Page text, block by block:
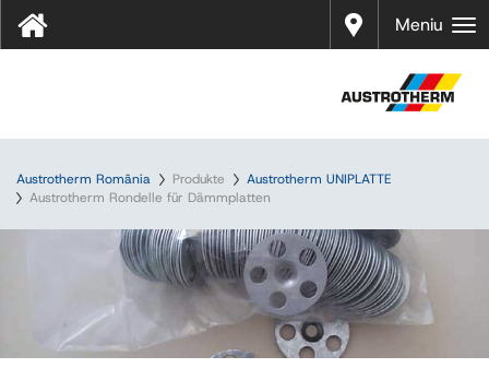
Distrib
uitori
Meniu
Austrotherm România Produkte
Austrotherm UNIPLATTE
Austrotherm Rondelle für Dämmplatten